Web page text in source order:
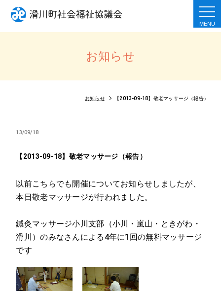
お知らせ
お知らせ 【2013-09-18】敬老マッサージ（報告）
13/09/18
【2013-09-18】敬老マッサージ（報告）
以前こちらでも開催についてお知らせしましたが、
本日敬老マッサージが行われました。
鍼灸マッサージ小川支部（小川・嵐山・ときがわ・
滑川）のみなさんによる4年に1回の無料マッサージ
です